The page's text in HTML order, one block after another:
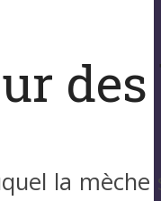
la mèche